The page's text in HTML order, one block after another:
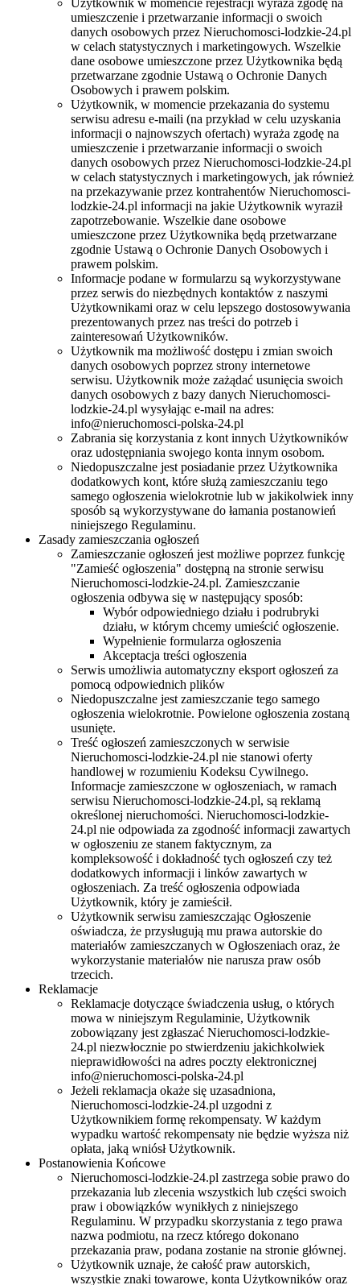
umieszczenie i przetwarzanie informacji o swoich
danych osobowych przez Nieruchomosci-lodzkie-24.pl
w celach statystycznych i marketingowych. Wszelkie
dane osobowe umieszczone przez Użytkownika będą
przetwarzane zgodnie Ustawą o Ochronie Danych
Osobowych i prawem polskim.
Użytkownik, w momencie przekazania do systemu
serwisu adresu e-maili (na przykład w celu uzyskania
informacji o najnowszych ofertach) wyraża zgodę na
umieszczenie i przetwarzanie informacji o swoich
danych osobowych przez Nieruchomosci-lodzkie-24.pl
w celach statystycznych i marketingowych, jak również
na przekazywanie przez kontrahentów Nieruchomosci-
lodzkie-24.pl informacji na jakie Użytkownik wyraził
zapotrzebowanie. Wszelkie dane osobowe
umieszczone przez Użytkownika będą przetwarzane
zgodnie Ustawą o Ochronie Danych Osobowych i
prawem polskim.
Informacje podane w formularzu są wykorzystywane
przez serwis do niezbędnych kontaktów z naszymi
Użytkownikami oraz w celu lepszego dostosowywania
prezentowanych przez nas treści do potrzeb i
zainteresowań Użytkowników.
Użytkownik ma możliwość dostępu i zmian swoich
danych osobowych poprzez strony internetowe
serwisu. Użytkownik może zażądać usunięcia swoich
danych osobowych z bazy danych Nieruchomosci-
lodzkie-24.pl wysyłając e-mail na adres:
info@nieruchomosci-polska-24.pl
Zabrania się korzystania z kont innych Użytkowników
oraz udostępniania swojego konta innym osobom.
Niedopuszczalne jest posiadanie przez Użytkownika
dodatkowych kont, które służą zamieszczaniu tego
samego ogłoszenia wielokrotnie lub w jakikolwiek inny
sposób są wykorzystywane do łamania postanowień
niniejszego Regulaminu.
Zasady zamieszczania ogłoszeń
Zamieszczanie ogłoszeń jest możliwe poprzez funkcję
"Zamieść ogłoszenia" dostępną na stronie serwisu
Nieruchomosci-lodzkie-24.pl. Zamieszczanie
ogłoszenia odbywa się w następujący sposób:
Wybór odpowiedniego działu i podrubryki
działu, w którym chcemy umieścić ogłoszenie.
Wypełnienie formularza ogłoszenia
Akceptacja treści ogłoszenia
Serwis umożliwia automatyczny eksport ogłoszeń za
pomocą odpowiednich plików
Niedopuszczalne jest zamieszczanie tego samego
ogłoszenia wielokrotnie. Powielone ogłoszenia zostaną
usunięte.
Treść ogłoszeń zamieszczonych w serwisie
Nieruchomosci-lodzkie-24.pl nie stanowi oferty
handlowej w rozumieniu Kodeksu Cywilnego.
Informacje zamieszczone w ogłoszeniach, w ramach
serwisu Nieruchomosci-lodzkie-24.pl, są reklamą
określonej nieruchomości. Nieruchomosci-lodzkie-
24.pl nie odpowiada za zgodność informacji zawartych
w ogłoszeniu ze stanem faktycznym, za
kompleksowość i dokładność tych ogłoszeń czy też
dodatkowych informacji i linków zawartych w
ogłoszeniach. Za treść ogłoszenia odpowiada
Użytkownik, który je zamieścił.
Użytkownik serwisu zamieszczając Ogłoszenie
oświadcza, że przysługują mu prawa autorskie do
materiałów zamieszczanych w Ogłoszeniach oraz, że
wykorzystanie materiałów nie narusza praw osób
trzecich.
Reklamacje
Reklamacje dotyczące świadczenia usług, o których
mowa w niniejszym Regulaminie, Użytkownik
zobowiązany jest zgłaszać Nieruchomosci-lodzkie-
24.pl niezwłocznie po stwierdzeniu jakichkolwiek
nieprawidłowości na adres poczty elektronicznej
info@nieruchomosci-polska-24.pl
Jeżeli reklamacja okaże się uzasadniona,
Nieruchomosci-lodzkie-24.pl uzgodni z
Użytkownikiem formę rekompensaty. W każdym
wypadku wartość rekompensaty nie będzie wyższa niż
opłata, jaką wniósł Użytkownik.
Postanowienia Końcowe
Nieruchomosci-lodzkie-24.pl zastrzega sobie prawo do
przekazania lub zlecenia wszystkich lub części swoich
praw i obowiązków wynikłych z niniejszego
Regulaminu. W przypadku skorzystania z tego prawa
nazwa podmiotu, na rzecz którego dokonano
przekazania praw, podana zostanie na stronie głównej.
Użytkownik uznaje, że całość praw autorskich,
wszystkie znaki towarowe, konta Użytkowników oraz